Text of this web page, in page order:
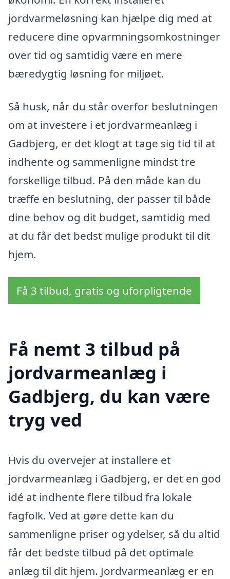
jordvarmeløsning kan hjælpe dig med at
reducere dine opvarmningsomkostninger
over tid og samtidig være en mere
bæredygtig løsning for miljøet.
Så husk, når du står overfor beslutningen
om at investere i et jordvarmeanlæg i
Gadbjerg, er det klogt at tage sig tid til at
indhente og sammenligne mindst tre
forskellige tilbud. På den måde kan du
træffe en beslutning, der passer til både
dine behov og dit budget, samtidig med
at du får det bedst mulige produkt til dit
hjem.
Få 3 tilbud, gratis og uforpligtende
Få nemt 3 tilbud på
jordvarmeanlæg i
Gadbjerg, du kan være
tryg ved
Hvis du overvejer at installere et
jordvarmeanlæg i Gadbjerg, er det en god
idé at indhente flere tilbud fra lokale
fagfolk. Ved at gøre dette kan du
sammenligne priser og ydelser, så du altid
får det bedste tilbud på det optimale
anlæg til dit hjem. Jordvarmeanlæg er en